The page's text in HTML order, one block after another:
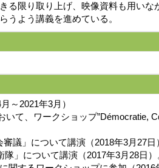
限り取り上げ、映像資料も用い
うよう講義を進めている。
～2021年3月）
て、ワークショップ”Démocratie,
議」について講演（2018年3月27日
」について講演（2017年3月28日）